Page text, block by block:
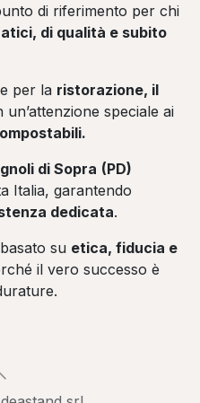
di riferimento per chi
di qualità e subito
per la ristorazione, il
un’attenzione speciale ai
di Sopra (PD)
Italia, garantendo
dedicata.
su etica, fiducia e
il vero successo è